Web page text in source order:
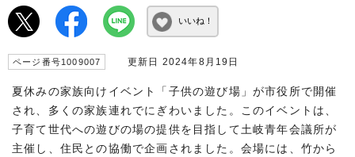
いいね！
ページ番号1009007 更新日 2024年8月19日
夏休みの家族向けイベント「子供の遊び場」が市役所で開催
され、多くの家族連れでにぎわいました。このイベントは、
子育て世代への遊びの場の提供を目指して土岐青年会議所が
主催し、住民との協働で企画されました。会場には、竹から